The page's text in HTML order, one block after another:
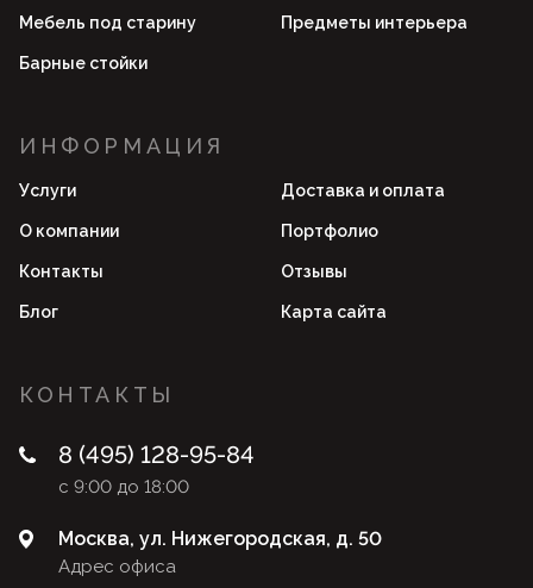
Мебель под старину Предметы интерьера
Барные стойки
ИНФОРМАЦИЯ
Услуги Доставка и оплата
О компании Портфолио
Контакты Отзывы
Блог Карта сайта
КОНТАКТЫ
8 (495) 128-95-84
с 9:00 до 18:00
Адрес офиса
Москва, ул. Нижегородская, д. 50